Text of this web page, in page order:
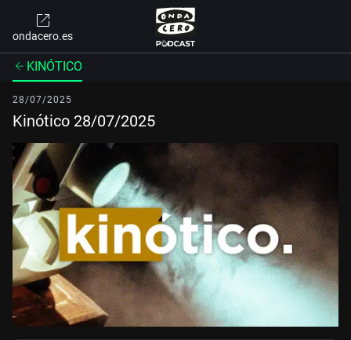
ondacero.es
KINÓTICO
28/07/2025
Kinótico 28/07/2025